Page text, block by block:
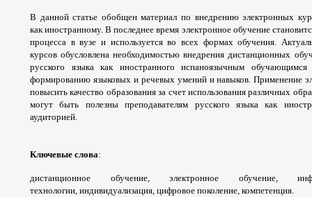
В данной статье обобщенматериал по внедрению электронных
какиностранному. В последнее время электронное обучение
процесса в вузе и используетсяво всех формах обучения.
курсовобусловлена необходимостью внедрениядистанционных
русского языка как иностранногоиспаноязычным
формированию языковых и речевых умений и навыков.Применение
повысить качество образования за счет использования различных
могут быть полезныпреподавателям русского языка как
аудиторией.
Ключевые слова:
дистанционное обучение, электронное обучение,
технологии, индивидуализация, цифровое поколение, компетенция.